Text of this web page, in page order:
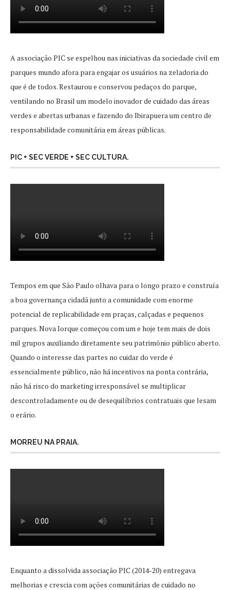
A associação PIC se espelhou nas iniciativas da sociedade civil em
parques mundo afora para engajar os usuários na zeladoria do
que é de todos. Restaurou e conservou pedaços do parque,
ventilando no Brasil um modelo inovador de cuidado das áreas
verdes e abertas urbanas e fazendo do Ibirapuera um centro de
responsabilidade comunitária em áreas públicas.
PIC + SEC VERDE + SEC CULTURA.
Tempos em que São Paulo olhava para o longo prazo e construía
a boa governança cidadã junto a comunidade com enorme
potencial de replicabilidade em praças, calçadas e pequenos
parques. Nova Iorque começou com um e hoje tem mais de dois
mil grupos auxiliando diretamente seu patrimônio público aberto.
Quando o interesse das partes no cuidar do verde é
essencialmente público, não há incentivos na ponta contrária,
não há risco do marketing irresponsável se multiplicar
descontroladamente ou de desequilíbrios contratuais que lesam
o erário.
MORREU NA PRAIA.
Enquanto a dissolvida associação PIC (2014-20) entregava
melhorias e crescia com ações comunitárias de cuidado no